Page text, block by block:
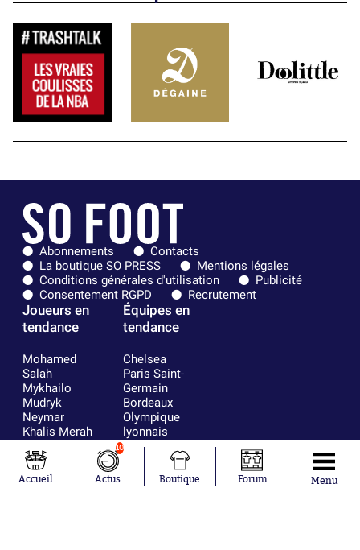
Abonnements
Contacts
La boutique SO PRESS
Mentions légales
Conditions générales d'utilisation
Publicité
Consentement RGPD
Recrutement
Joueurs en
tendance
Mohamed
Salah
Mykhailo
Mudryk
Neymar
Khalis Merah
Loïs Openda
Moussa
Niakhaté
Équipes en
tendance
Chelsea
Paris Saint-
Germain
Bordeaux
Olympique
lyonnais
FIFA
Real Madrid
RC Strasbourg
AC Milan
Accueil
10
Actus Boutique Forum Menu